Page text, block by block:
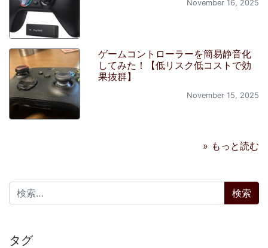
November 16, 2025
ゲームコントローラーを簡易静音化
してみた！【低リスク低コストで効
果抜群】
November 15, 2025
» もっと読む
検索:
タグ